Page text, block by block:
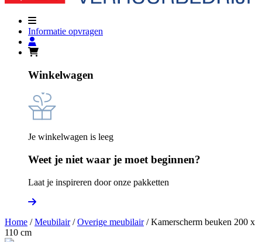
Informatie opvragen
Winkelwagen
Je winkelwagen is leeg
Weet je niet waar je moet beginnen?
Laat je inspireren door onze pakketten
Home /Meubilair/Overige meubilair/ Kamerscherm beuken 200 x
110 cm